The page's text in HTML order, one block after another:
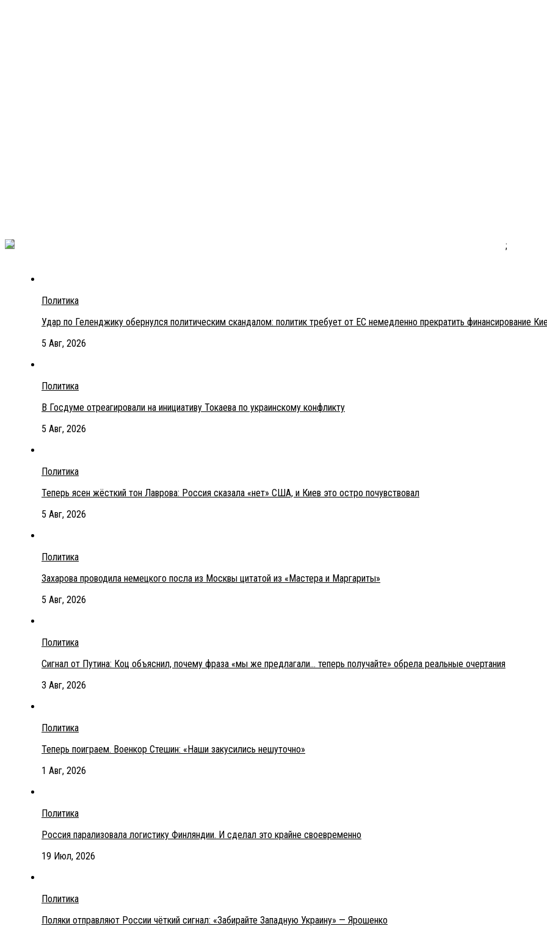
;
Политика
Удар по Геленджику обернулся политическим скандалом: политик требует от ЕС немедленно прекратить финансирование
5 Авг, 2026
Политика
В Госдуме отреагировали на инициативу Токаева по украинскому конфликту
5 Авг, 2026
Политика
Теперь ясен жёсткий тон Лаврова: Россия сказала «нет» США, и Киев это остро почувствовал
5 Авг, 2026
Политика
Захарова проводила немецкого посла из Москвы цитатой из «Мастера и Маргариты»
5 Авг, 2026
Политика
Сигнал от Путина: Коц объяснил, почему фраза «мы же предлагали… теперь получайте» обрела реальные очертания
3 Авг, 2026
Политика
Теперь поиграем. Военкор Стешин: «Наши закусились нешуточно»
1 Авг, 2026
Политика
Россия парализовала логистику Финляндии. И сделал это крайне своевременно
19 Июл, 2026
Политика
Поляки отправляют России чёткий сигнал: «Забирайте Западную Украину» — Ярошенко